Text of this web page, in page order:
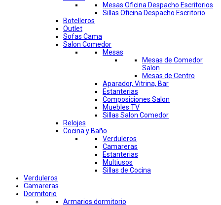
Mesas Oficina Despacho Escritorios
Sillas Oficina Despacho Escritorio
Botelleros
Outlet
Sofas Cama
Salon Comedor
Mesas
Mesas de Comedor
Salon
Mesas de Centro
Aparador, Vitrina, Bar
Estanterias
Composiciones Salon
Muebles TV
Sillas Salon Comedor
Relojes
Cocina y Baño
Verduleros
Camareras
Estanterias
Multiusos
Sillas de Cocina
Verduleros
Camareras
Dormitorio
Armarios dormitorio